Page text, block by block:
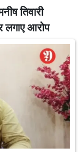
तिवारी
लगाए आरोप